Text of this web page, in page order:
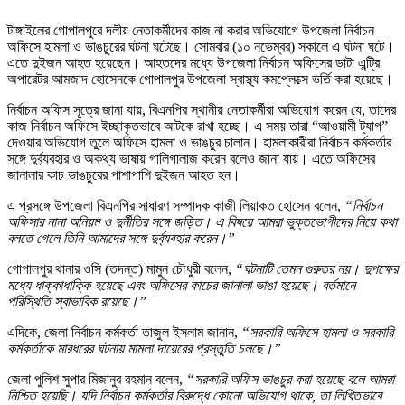
টাঙ্গাইলের গোপালপুরে দলীয় নেতাকর্মীদের কাজ না করার অভিযোগে উপজেলা নির্বাচন
অফিসে হামলা ও ভাঙচুরের ঘটনা ঘটেছে। সোমবার (১০ নভেম্বর) সকালে এ ঘটনা ঘটে।
এতে দুইজন আহত হয়েছেন। আহতদের মধ্যে উপজেলা নির্বাচন অফিসের ডাটা এন্ট্রি
অপারেটর আমজাদ হোসেনকে গোপালপুর উপজেলা স্বাস্থ্য কমপ্লেক্সে ভর্তি করা হয়েছে।
নির্বাচন অফিস সূত্রে জানা যায়, বিএনপির স্থানীয় নেতাকর্মীরা অভিযোগ করেন যে, তাদের
কাজ নির্বাচন অফিসে ইচ্ছাকৃতভাবে আটকে রাখা হচ্ছে। এ সময় তারা “আওয়ামী ট্যাগ”
দেওয়ার অভিযোগ তুলে অফিসে হামলা ও ভাঙচুর চালান। হামলাকারীরা নির্বাচন কর্মকর্তার
সঙ্গে দুর্ব্যবহার ও অকথ্য ভাষায় গালিগালাজ করেন বলেও জানা যায়। এতে অফিসের
জানালার কাচ ভাঙচুরের পাশাপাশি দুইজন আহত হন।
এ প্রসঙ্গে উপজেলা বিএনপির সাধারণ সম্পাদক কাজী লিয়াকত হোসেন বলেন, “নির্বাচন
অফিসার নানা অনিয়ম ও দুর্নীতির সঙ্গে জড়িত। এ বিষয়ে আমরা ভুক্তভোগীদের নিয়ে কথা
বলতে গেলে তিনি আমাদের সঙ্গে দুর্ব্যবহার করেন।”
গোপালপুর থানার ওসি (তদন্ত) মামুন চৌধুরী বলেন, “ঘটনাটি তেমন গুরুতর নয়। দুপক্ষের
মধ্যে ধাক্কাধাক্কি হয়েছে এবং অফিসের কাচের জানালা ভাঙা হয়েছে। বর্তমানে
পরিস্থিতি স্বাভাবিক রয়েছে।”
এদিকে, জেলা নির্বাচন কর্মকর্তা তাজুল ইসলাম জানান, “সরকারি অফিসে হামলা ও সরকারি
কর্মকর্তাকে মারধরের ঘটনায় মামলা দায়েরের প্রস্তুতি চলছে।”
জেলা পুলিশ সুপার মিজানুর রহমান বলেন, “সরকারি অফিস ভাঙচুর করা হয়েছে বলে আমরা
নিশ্চিত হয়েছি। যদি নির্বাচন কর্মকর্তার বিরুদ্ধে কোনো অভিযোগ থাকে, তা লিখিতভাবে